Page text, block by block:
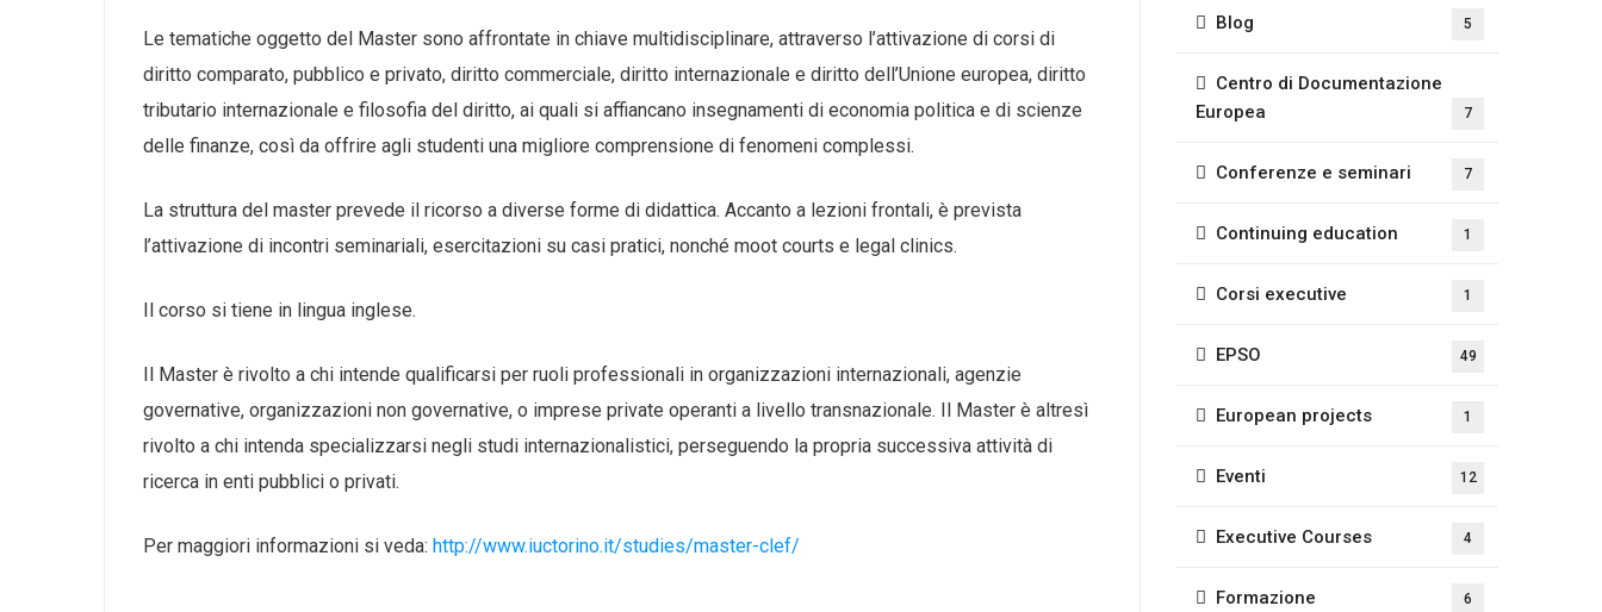
Le tematiche oggetto del Master sono affrontate in chiave multidisciplinare, attraverso l’attivazione di corsi di
diritto comparato, pubblico e privato, diritto commerciale, diritto internazionale e diritto dell’Unione europea, diritto
tributario internazionale e filosofia del diritto, ai quali si affiancano insegnamenti di economia politica e di scienze
delle finanze, così da offrire agli studenti una migliore comprensione di fenomeni complessi.
La struttura del master prevede il ricorso a diverse forme di didattica. Accanto a lezioni frontali, è prevista
l’attivazione di incontri seminariali, esercitazioni su casi pratici, nonché moot courts e legal clinics.
Il corso si tiene in lingua inglese.
Il Master è rivolto a chi intende qualificarsi per ruoli professionali in organizzazioni internazionali, agenzie
governative, organizzazioni non governative, o imprese private operanti a livello transnazionale. Il Master è altresì
rivolto a chi intenda specializzarsi negli studi internazionalistici, perseguendo la propria successiva attività di
ricerca in enti pubblici o privati.
Per maggiori informazioni si veda: http://www.iuctorino.it/studies/master-clef/
Blog 5
Centro di Documentazione
Europea
7
Conferenze e seminari 7
Continuing education 1
Corsi executive 1
EPSO 49
European projects 1
Eventi 12
Executive Courses 4
Formazione 6